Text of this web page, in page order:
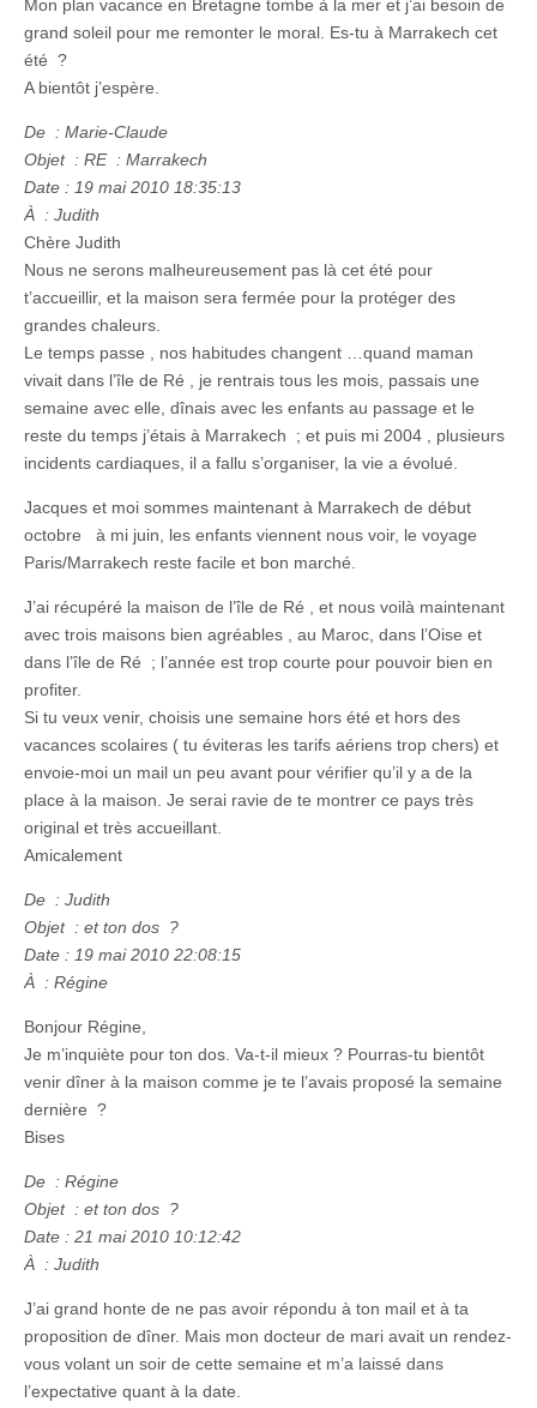
Mon plan vacance en Bretagne tombe à la mer et j’ai besoin de
grand soleil pour me remonter le moral. Es-tu à Marrakech cet
été ?
A bientôt j’espère.
De : Marie-Claude
Objet : RE : Marrakech
Date : 19 mai 2010 18:35:13
À : Judith
Chère Judith
Nous ne serons malheureusement pas là cet été pour
t’accueillir, et la maison sera fermée pour la protéger des
grandes chaleurs.
Le temps passe , nos habitudes changent …quand maman
vivait dans l’île de Ré , je rentrais tous les mois, passais une
semaine avec elle, dînais avec les enfants au passage et le
reste du temps j’étais à Marrakech ; et puis mi 2004 , plusieurs
incidents cardiaques, il a fallu s’organiser, la vie a évolué.
Jacques et moi sommes maintenant à Marrakech de début
octobre à mi juin, les enfants viennent nous voir, le voyage
Paris/Marrakech reste facile et bon marché.
J’ai récupéré la maison de l’île de Ré , et nous voilà maintenant
avec trois maisons bien agréables , au Maroc, dans l’Oise et
dans l’île de Ré ; l’année est trop courte pour pouvoir bien en
profiter.
Si tu veux venir, choisis une semaine hors été et hors des
vacances scolaires ( tu éviteras les tarifs aériens trop chers) et
envoie-moi un mail un peu avant pour vérifier qu’il y a de la
place à la maison. Je serai ravie de te montrer ce pays très
original et très accueillant.
Amicalement
De : Judith
Objet : et ton dos ?
Date : 19 mai 2010 22:08:15
À : Régine
Bonjour Régine,
Je m’inquiète pour ton dos. Va-t-il mieux ? Pourras-tu bientôt
venir dîner à la maison comme je te l’avais proposé la semaine
dernière ?
Bises
De : Régine
Objet : et ton dos ?
Date : 21 mai 2010 10:12:42
À : Judith
J’ai grand honte de ne pas avoir répondu à ton mail et à ta
proposition de dîner. Mais mon docteur de mari avait un rendez-
vous volant un soir de cette semaine et m’a laissé dans
l’expectative quant à la date.